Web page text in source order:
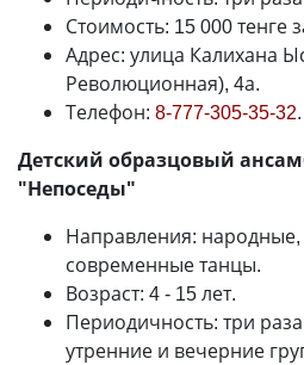
Стоимость: 15 000 тенге
Адрес: улица Калихана
Революционная), 4а.
Телефон: 8-777-305-35-32.
Детский образцовый
"Непоседы"
Направления: народные,
современные танцы.
Возраст: 4 - 15 лет.
Периодичность: три
утренние и вечерние